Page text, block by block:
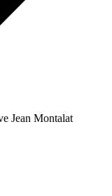
Jean Montalat